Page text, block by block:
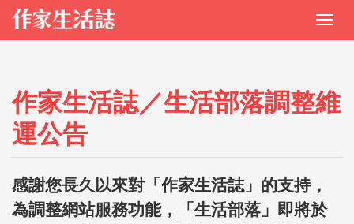
作家生活誌／生活部落調整維
運公告
感謝您長久以來對「作家生活誌」的支持，
為調整網站服務功能，「生活部落」即將於